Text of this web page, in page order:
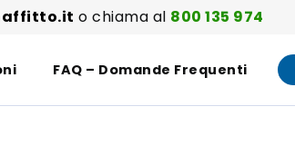
o chiama al 800 135 974
FAQ – Domande Frequenti